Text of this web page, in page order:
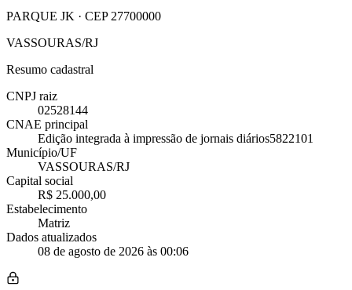
PARQUE JK · CEP 27700000
VASSOURAS/RJ
Resumo cadastral
CNPJ raiz
02528144
CNAE principal
Edição integrada à impressão de jornais diários5822101
Município/UF
VASSOURAS/RJ
Capital social
R$ 25.000,00
Estabelecimento
Matriz
Dados atualizados
08 de agosto de 2026 às 00:06